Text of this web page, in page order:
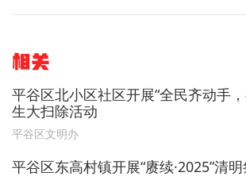
相关
平谷区北小区社区开展“全民齐动手
生大扫除活动
平谷区文明办
平谷区东高村镇开展“赓续·2025”清